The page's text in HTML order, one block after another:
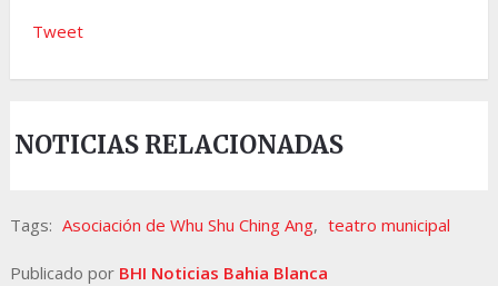
Tweet
NOTICIAS RELACIONADAS
Tags: Asociación de Whu Shu Ching Ang, teatro municipal
Publicado por BHI Noticias Bahia Blanca